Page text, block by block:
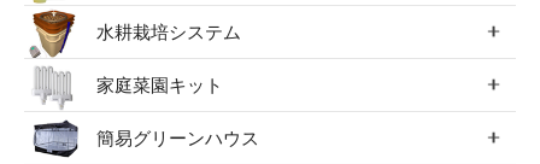
水耕栽培システム
家庭菜園キット
簡易グリーンハウス